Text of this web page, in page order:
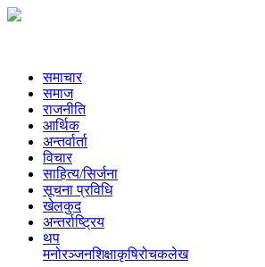
समाचार
समाज
राजनीति
आर्थिक
अन्तर्वार्ता
विचार
साहित्य/सिर्जना
सूचना प्रविधि
खेलकुद
अन्तर्राष्ट्रिय
थप
मनोरञ्‍जनशिक्षाकृषिरोचकलेख